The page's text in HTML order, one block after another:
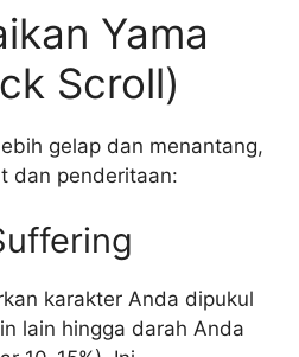
Yama
Scroll)
gelap dan menantang,
dan penderitaan:
karakter Anda dipukul
lain hingga darah Anda